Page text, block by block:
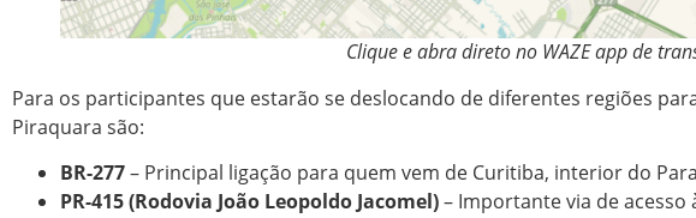
Clique e abra direto no WAZE app de
Para os participantes que estarão se deslocando de diferentes regiões
Piraquara são:
BR-277– Principal ligação para quem vem de Curitiba, interior do
PR-415 (Rodovia João Leopoldo Jacomel)– Importante via de acesso